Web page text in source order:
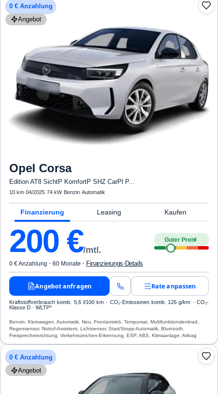
0 € Anzahlung
Angebot
Opel Corsa
Edition AT8 SichtP KomfortP SHZ CarPl P...
10 km·04/2025·74 kW· Benzin·Automatik
Finanzierung Leasing Kaufen
200 €/mtl.
Guter Preis4
0 € Anzahlung · 60 Monate · Finanzierungs-Details
Angebot anfragen Rate anpassen
Kraftstoffverbrauch komb. 5,6 l/100 km · CO₂-Emissionen komb. 126 g/km · CO₂-
Klasse D · WLTP*
Benzin, Kleinwagen, Automatik, Neu, Frontantrieb, Tempomat, Multifunktionslenkrad,
Regensensor, Notruf-Assistent, Lichtsensor, Start/Stopp-Automatik, Bluetooth,
Freisprecheinrichtung, Verkehrszeichen-Erkennung, ESP, ABS, Klimaanlage, Airbag
0 € Anzahlung
Angebot